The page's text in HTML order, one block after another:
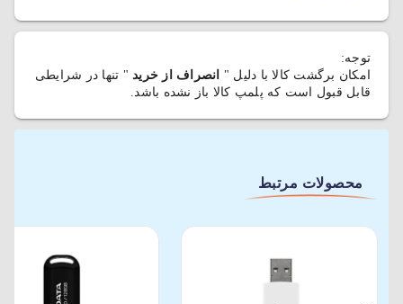
توجه:
امکان برگشت کالا با دلیل "
انصراف از خرید " تنها در شرایطی
قابل قبول است که پلمپ کالا باز نشده باشد.
محصولات مرتبط